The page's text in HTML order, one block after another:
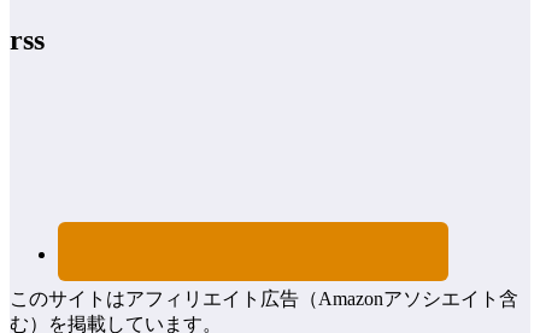
rss
このサイトはアフィリエイト広告（Amazonアソシエイト含
む）を掲載しています。